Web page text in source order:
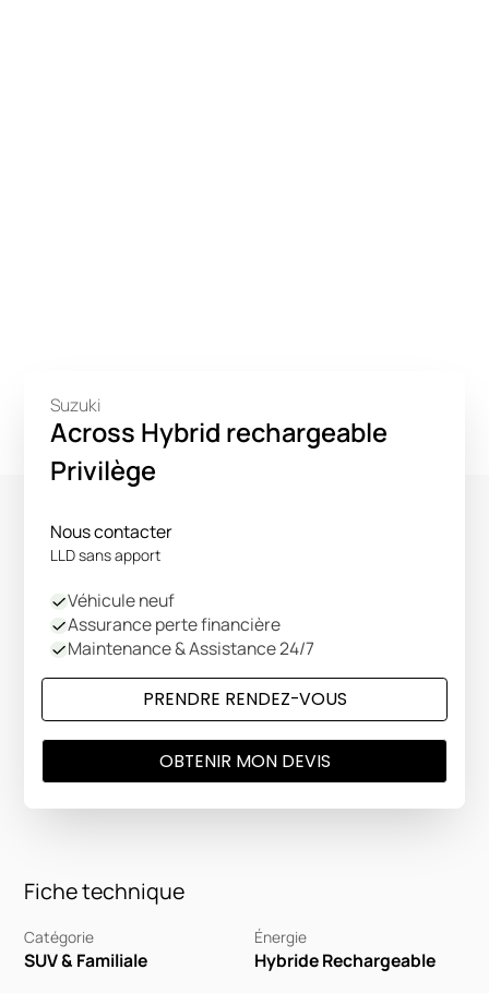
Fiche technique
Catégorie
SUV & Familiale
Énergie
Hybride Rechargeable
Suzuki
Across Hybrid rechargeable
Privilège
Nous contacter
LLD sans apport
Véhicule neuf
Assurance perte financière
Maintenance & Assistance 24/7
PRENDRE RENDEZ-VOUS
OBTENIR MON DEVIS